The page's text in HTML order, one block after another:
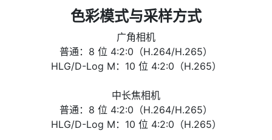
色彩模式与采样方式
广角相机
普通：8 位 4:2:0（H.264/H.265）
HLG/D-Log M：10 位 4:2:0（H.265）
中长焦相机
普通：8 位 4:2:0（H.264/H.265）
HLG/D-Log M：10 位 4:2:0（H.265）